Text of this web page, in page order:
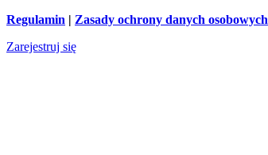
Regulamin | Zasady ochrony danych osobowych
Zarejestruj się